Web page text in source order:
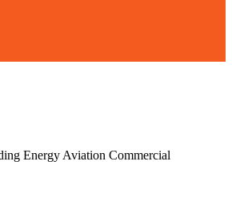
Energy Aviation Commercial